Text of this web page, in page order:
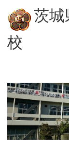
茨城
校